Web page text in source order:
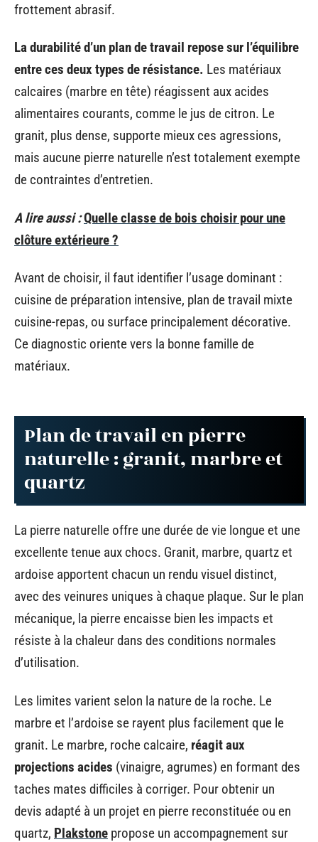
frottement abrasif.
La durabilité d’un plan de travail repose sur l’équilibre
entre ces deux types de résistance. Les matériaux
calcaires (marbre en tête) réagissent aux acides
alimentaires courants, comme le jus de citron. Le
granit, plus dense, supporte mieux ces agressions,
mais aucune pierre naturelle n’est totalement exempte
de contraintes d’entretien.
A lire aussi :Quelle classe de bois choisir pour une
clôture extérieure ?
Avant de choisir, il faut identifier l’usage dominant :
cuisine de préparation intensive, plan de travail mixte
cuisine-repas, ou surface principalement décorative.
Ce diagnostic oriente vers la bonne famille de
matériaux.
Plan de travail en pierre
naturelle : granit, marbre et
quartz
La pierre naturelle offre une durée de vie longue et une
excellente tenue aux chocs. Granit, marbre, quartz et
ardoise apportent chacun un rendu visuel distinct,
avec des veinures uniques à chaque plaque. Sur le plan
mécanique, la pierre encaisse bien les impacts et
résiste à la chaleur dans des conditions normales
d’utilisation.
Les limites varient selon la nature de la roche. Le
marbre et l’ardoise se rayent plus facilement que le
granit. Le marbre, roche calcaire, réagit aux
projections acides (vinaigre, agrumes) en formant des
taches mates difficiles à corriger. Pour obtenir un
devis adapté à un projet en pierre reconstituée ou en
quartz, Plakstone propose un accompagnement sur